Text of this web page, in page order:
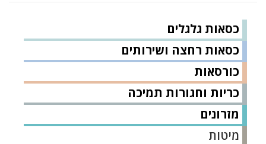
כסאות גלגלים
כסאות רחצה ושירותים
כורסאות
כריות וחגורות תמיכה
מזרונים
מיטות